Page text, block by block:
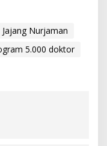
Jajang Nurjaman
5.000 doktor